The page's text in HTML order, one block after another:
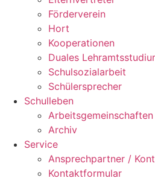
Förderverein
Hort
Kooperationen
Duales
Schulsozialarbeit
Schülersprecher
Schulleben
Arbeitsgemeinschaften
Archiv
Service
Ansprechpartner /
Kontaktformular